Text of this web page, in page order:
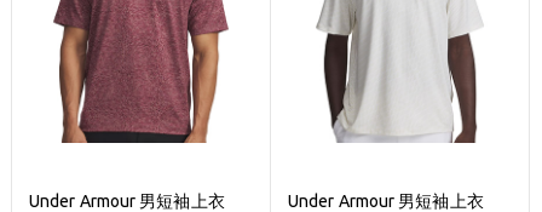
Under Armour 男短袖上衣
Under Armour 男短袖上衣